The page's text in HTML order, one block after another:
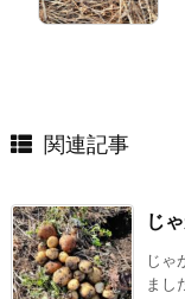
関連記事
じ
じゃ
まし